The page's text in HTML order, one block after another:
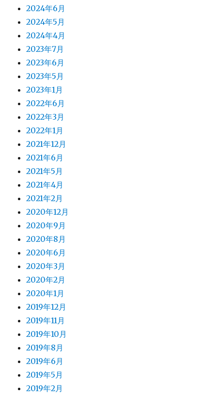
2024年6月
2024年5月
2024年4月
2023年7月
2023年6月
2023年5月
2023年1月
2022年6月
2022年3月
2022年1月
2021年12月
2021年6月
2021年5月
2021年4月
2021年2月
2020年12月
2020年9月
2020年8月
2020年6月
2020年3月
2020年2月
2020年1月
2019年12月
2019年11月
2019年10月
2019年8月
2019年6月
2019年5月
2019年2月